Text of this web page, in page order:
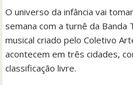
O universo da infância vai
semana com a turnê da Banda
musical criado pelo Coletivo
acontecem em três cidades,
classificação livre.